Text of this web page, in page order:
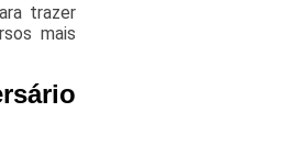
trazer
mais